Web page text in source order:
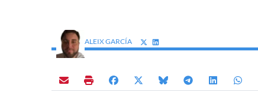
ALEIX GARCÍA